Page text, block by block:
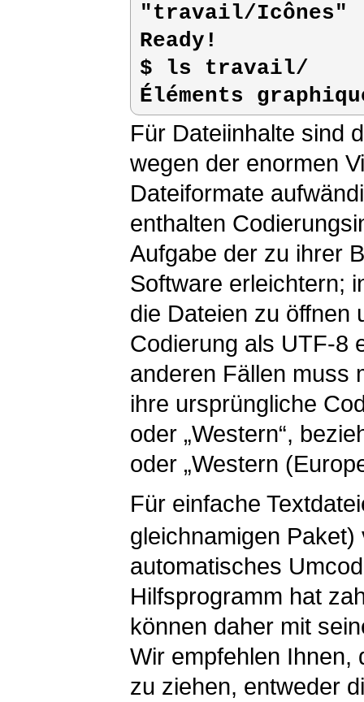
"travail/Icônes"
Ready!
$ ls travail/
Éléments
Für Dateiinhalte sind
wegen der enormen
Dateiformate
enthalten
Aufgabe der zu ihrer
Software erleichtern;
die Dateien zu öffnen
Codierung als UTF-8
anderen Fällen muss
ihre ursprüngliche
oder „Western“,
oder „Western
Für einfache
gleichnamigen
automatisches
Hilfsprogramm hat
können daher mit
Wir empfehlen Ihnen,
zu ziehen, entweder